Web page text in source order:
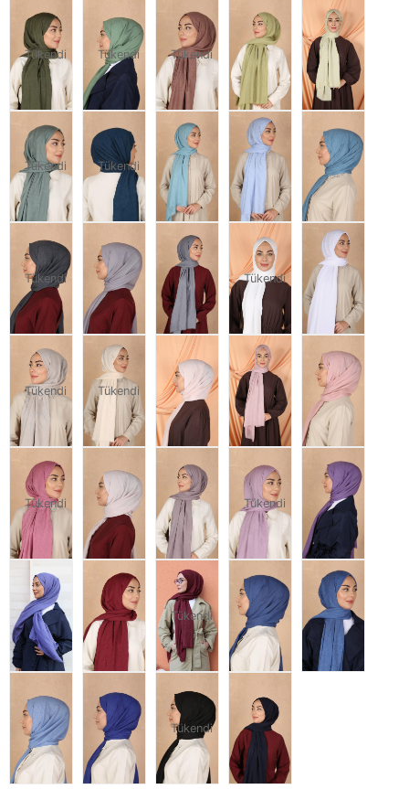
Tükendi Tükendi Tükendi
Tükendi Tükendi
Tükendi Tükendi
Tükendi Tükendi
Tükendi Tükendi
Tükendi
Tükendi